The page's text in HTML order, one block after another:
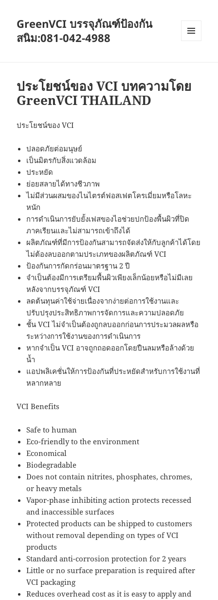
GreenVCI บรรจุภัณฑ์ป้องกัน
สนิม:081-042-4988
ประโยชน์ของ VCI บทความโดย
GreenVCI THAILAND
ประโยชน์ของ VCI
ปลอดภัยต่อมนุษย์
เป็นมิตรกับสิ่งแวดล้อม
ประหยัด
ย่อยสลายได้ทางชีวภาพ
ไม่มีส่วนผสมของไนไตรต์ฟอสเฟตโครเมี่ยมหรือโลหะ
หนัก
การดำเนินการยับยั้งเฟสของไอช่วยปกป้องพื้นผิวที่ปิด
ภาคเรียนและไม่สามารถเข้าถึงได้
ผลิตภัณฑ์ที่มีการป้องกันสามารถจัดส่งให้กับลูกค้าได้โดย
ไม่ต้องลบออกตามประเภทของผลิตภัณฑ์ VCI
ป้องกันการกัดกร่อนมาตรฐาน 2 ปี
จำเป็นต้องมีการเตรียมพื้นผิวเพียงเล็กน้อยหรือไม่มีเลย
หลังจากบรรจุภัณฑ์ VCI
ลดต้นทุนค่าใช้จ่ายเนื่องจากง่ายต่อการใช้งานและ
ปรับปรุงประสิทธิภาพการจัดการและความปลอดภัย
ชั้น VCI ไม่จำเป็นต้องถูกลบออกก่อนการประมวลผลหรือ
ระหว่างการใช้งานของการดำเนินการ
หากจำเป็น VCI อาจถูกถอดออกโดยปืนลมหรือล้างด้วย
น้ำ
แอปพลิเคชั่นให้การป้องกันที่ประหยัดสำหรับการใช้งานที่
หลากหลาย
VCI Benefits
Safe to human
Eco-friendly to the environment
Economical
Biodegradable
Does not contain nitrites, phosphates, chromes,
or heavy metals
Vapor-phase inhibiting action protects recessed
and inaccessible surfaces
Protected products can be shipped to customers
without removal depending on types of VCI
products
Standard anti-corrosion protection for 2 years
Little or no surface preparation is required after
VCI packaging
Reduces overhead cost as it is easy to apply and